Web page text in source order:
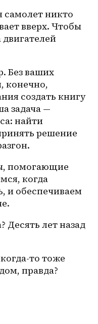
самолет никто
вверх. Чтобы
Без ваших
конечно,
создать книгу
задача —
найти
решение
помогающие
когда
и обеспечиваем
Десять лет назад
то тоже
правда?